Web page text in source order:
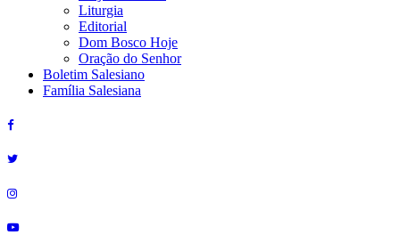
Liturgia
Editorial
Dom Bosco Hoje
Oração do Senhor
Boletim Salesiano
Família Salesiana